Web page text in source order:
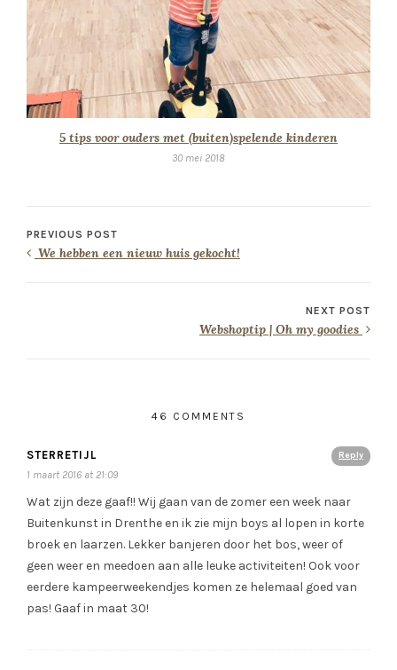
5 tips voor ouders met (buiten)spelende kinderen
30 mei 2018
PREVIOUS POST
We hebben een nieuw huis gekocht!
NEXT POST
Webshoptip | Oh my goodies
46 COMMENTS
Reply
STERRETIJL
1 maart 2016 at 21:09
Wat zijn deze gaaf!! Wij gaan van de zomer een week naar
Buitenkunst in Drenthe en ik zie mijn boys al lopen in korte
broek en laarzen. Lekker banjeren door het bos, weer of
geen weer en meedoen aan alle leuke activiteiten! Ook voor
eerdere kampeerweekendjes komen ze helemaal goed van
pas! Gaaf in maat 30!